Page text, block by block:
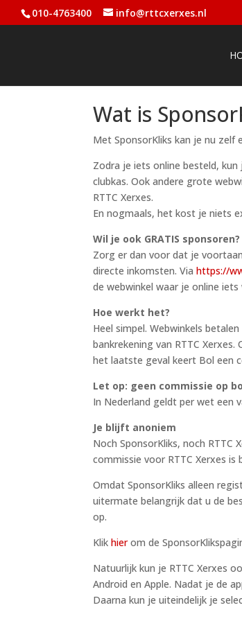
010-4763400 info@rttcxerxes.nl
Wat is
Met SponsorKliks kan je nu zelf
Zodra je iets online besteld,
clubkas. Ook andere grote
RTTC Xerxes.
En nogmaals, het kost je niets
Wil je ook GRATIS sponsoren?
Zorg er dan voor dat je
directe inkomsten. Viahttps://
de webwinkel waar je online iets
Hoe werkt het?
Heel simpel. Webwinkels
bankrekening van RTTC
het laatste geval keert Bol een
Let op: geen commissie op
In Nederland geldt per wet een
Je blijft anoniem
Noch SponsorKliks, noch
commissie voor RTTC Xerxes
Omdat SponsorKliks alleen
uitermate belangrijk dat u de
op.
Klikhierom de
Natuurlijk kun je RTTC Xerxes
Android en Apple. Nadat je de
Daarna kun je uiteindelijk je